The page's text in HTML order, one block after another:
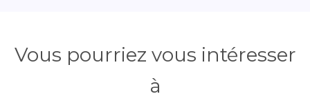
Vous pourriez vous intéresser
à